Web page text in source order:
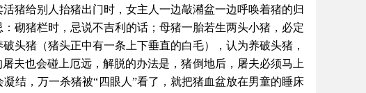
猪给别人抬猪出门时，女主人一边敲潲盆一边呼唤着猪的归
砌猪栏时，忌说不吉利的话；母猪一胎若生两头小猪，必定
头猪（猪头正中有一条上下垂直的白毛），认为养破头猪，
夫也会碰上厄远，解脱的办法是，猪倒地后，屠夫必须马上
结，万一杀猪被“四眼人”看了，就把猪血盆放在男童的睡床